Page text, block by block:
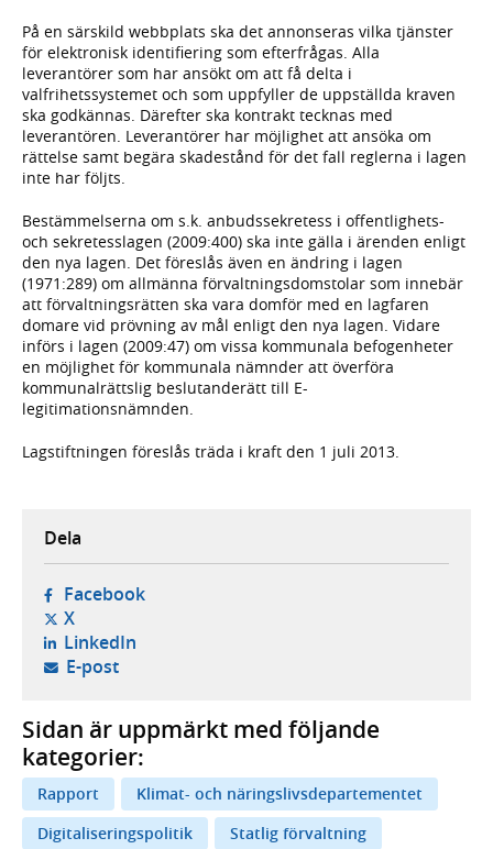
På en särskild webbplats ska det annonseras vilka tjänster
för elektronisk identifiering som efterfrågas. Alla
leverantörer som har ansökt om att få delta i
valfrihetssystemet och som uppfyller de uppställda kraven
ska godkännas. Därefter ska kontrakt tecknas med
leverantören. Leverantörer har möjlighet att ansöka om
rättelse samt begära skadestånd för det fall reglerna i lagen
inte har följts.
Bestämmelserna om s.k. anbudssekretess i offentlighets-
och sekretesslagen (2009:400) ska inte gälla i ärenden enligt
den nya lagen. Det föreslås även en ändring i lagen
(1971:289) om allmänna förvaltningsdomstolar som innebär
att förvaltningsrätten ska vara domför med en lagfaren
domare vid prövning av mål enligt den nya lagen. Vidare
införs i lagen (2009:47) om vissa kommunala befogenheter
en möjlighet för kommunala nämnder att överföra
kommunalrättslig beslutanderätt till E-
legitimationsnämnden.
Lagstiftningen föreslås träda i kraft den 1 juli 2013.
Dela
Facebook- öppnas i ny flik, extern webbplats,
X- öppnas i ny flik, extern webbplats,
LinkedIn- öppnas i ny flik, extern webbplats,
E-post- öppnar din e-postklient,
Sidan är uppmärkt med följande
kategorier:
Rapport
Klimat- och näringslivsdepartementet
Digitaliseringspolitik
Statlig förvaltning